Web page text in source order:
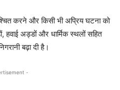
करने और किसी भी अप्रिय घटना को
अड्डों और धार्मिक स्थलों सहित
बढ़ा दी है।
-